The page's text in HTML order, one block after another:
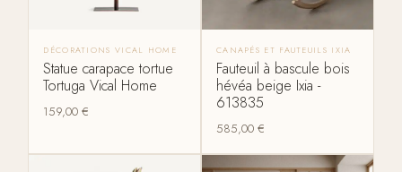
DÉCORATIONS VICAL HOME
Statue carapace tortue
Tortuga Vical Home
159,00€
CANAPÉS ET FAUTEUILS IXIA
Fauteuil à bascule bois
hévéa beige Ixia -
613835
585,00 €